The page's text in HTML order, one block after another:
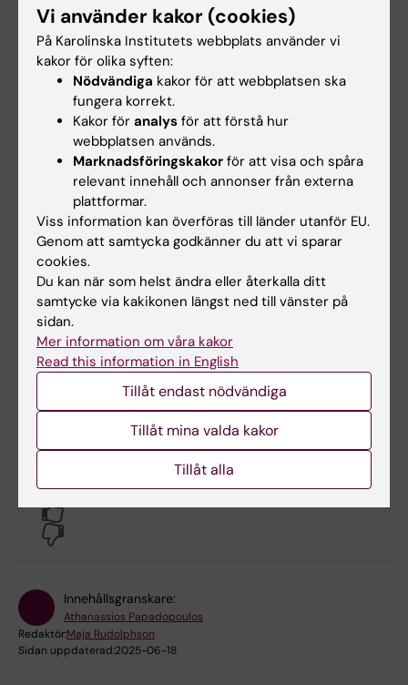
I enlighet med KI:s policy ersätts
endast originalkvitton som är inte är äldre än 3
månader.
Deadline varje månad den 5:e.
kompletta signerade underlag vara oss
tillhanda för att hinna med innevarande
månads lönekörning.
Kontakt vid institutionen
Vijaylakshmi Prabhu
Administratör
Telefon:
+46-(0)8-524 833 34
ekonomi.gph@ki.se
Hade du nytta av informationen på denna sida?
Yes
Innehållsgranskare:
Athanassios Papadopoulos
Redaktör:Maja Rudolphson
Sidan uppdaterad:2025-06-18
Vi använder kakor (cookies)
På Karolinska Institutets webbplats använder vi
kakor för olika syften:
Nödvändiga kakor för att webbplatsen ska
fungera korrekt.
Kakor för analys för att förstå hur
webbplatsen används.
Marknadsföringskakor för att visa och spåra
relevant innehåll och annonser från externa
plattformar.
Viss information kan överföras till länder utanför EU.
Genom att samtycka godkänner du att vi sparar
cookies.
Du kan när som helst ändra eller återkalla ditt
samtycke via kakikonen längst ned till vänster på
sidan.
Mer information om våra kakor
Read this information in English
Tillåt endast nödvändiga
Tillåt mina valda kakor
Tillåt alla